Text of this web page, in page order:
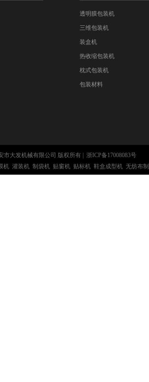
透明膜包装机
三维包装机
装盒机
热收缩包装机
枕式包装机
包装材料
市大发机械有限公司 版权所有 |
浙ICP备17008083号
机 灌装机 制袋机 贴窗机 贴标机 鞋盒成型机 无纺布